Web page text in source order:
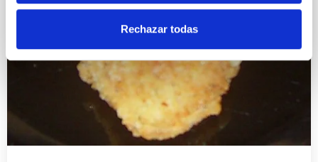
Rechazar todas